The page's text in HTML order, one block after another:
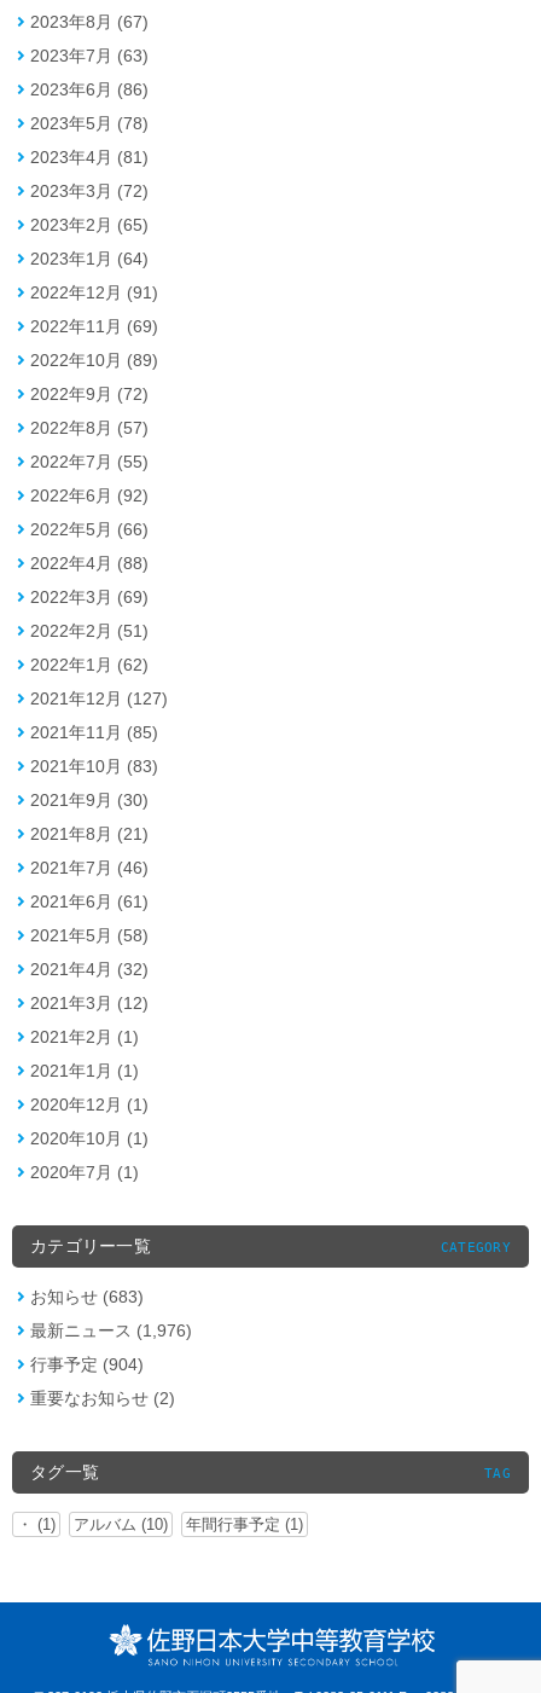
2023年8月 (67)
2023年7月 (63)
2023年6月 (86)
2023年5月 (78)
2023年4月 (81)
2023年3月 (72)
2023年2月 (65)
2023年1月 (64)
2022年12月 (91)
2022年11月 (69)
2022年10月 (89)
2022年9月 (72)
2022年8月 (57)
2022年7月 (55)
2022年6月 (92)
2022年5月 (66)
2022年4月 (88)
2022年3月 (69)
2022年2月 (51)
2022年1月 (62)
2021年12月 (127)
2021年11月 (85)
2021年10月 (83)
2021年9月 (30)
2021年8月 (21)
2021年7月 (46)
2021年6月 (61)
2021年5月 (58)
2021年4月 (32)
2021年3月 (12)
2021年2月 (1)
2021年1月 (1)
2020年12月 (1)
2020年10月 (1)
2020年7月 (1)
カテゴリー一覧 CATEGORY
お知らせ (683)
最新ニュース (1,976)
行事予定 (904)
重要なお知らせ (2)
タグ一覧 TAG
・ (1) アルバム (10) 年間行事予定 (1)